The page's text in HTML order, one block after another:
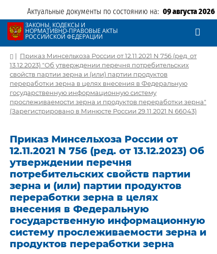
Актуальные документы по состоянию на: 09 августа 2026
ЗАКОНЫ, КОДЕКСЫ И
НОРМАТИВНО-ПРАВОВЫЕ АКТЫ
РОССИЙСКОЙ ФЕДЕРАЦИИ
| Приказ Минсельхоза России от 12.11.2021 N 756 (ред. от
13.12.2023) "Об утверждении перечня потребительских
свойств партии зерна и (или) партии продуктов
переработки зерна в целях внесения в Федеральную
государственную информационную систему
прослеживаемости зерна и продуктов переработки зерна"
(Зарегистрировано в Минюсте России 29.11.2021 N 66043)
Приказ Минсельхоза России от
12.11.2021 N 756 (ред. от 13.12.2023) Об
утверждении перечня
потребительских свойств партии
зерна и (или) партии продуктов
переработки зерна в целях
внесения в Федеральную
государственную информационную
систему прослеживаемости зерна и
продуктов переработки зерна